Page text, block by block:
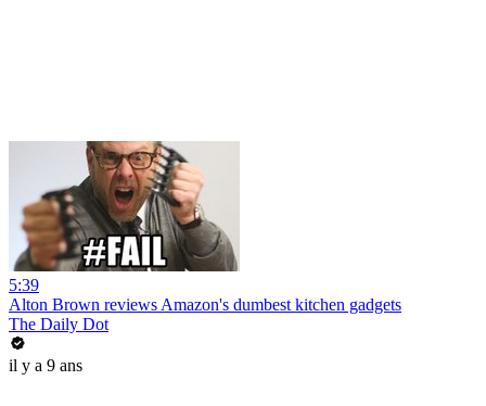
5:39
Alton Brown reviews Amazon's dumbest kitchen gadgets
The Daily Dot
il y a 9 ans